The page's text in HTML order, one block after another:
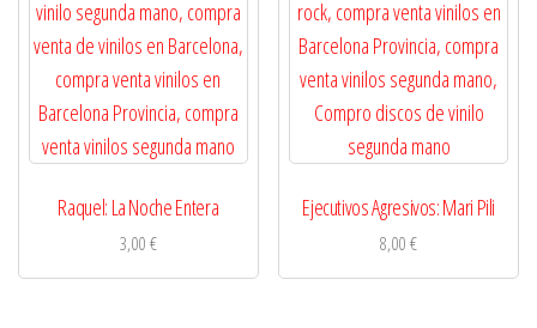
Raquel: La Noche Entera
3,00€
Ejecutivos Agresivos: Mari Pili
8,00€